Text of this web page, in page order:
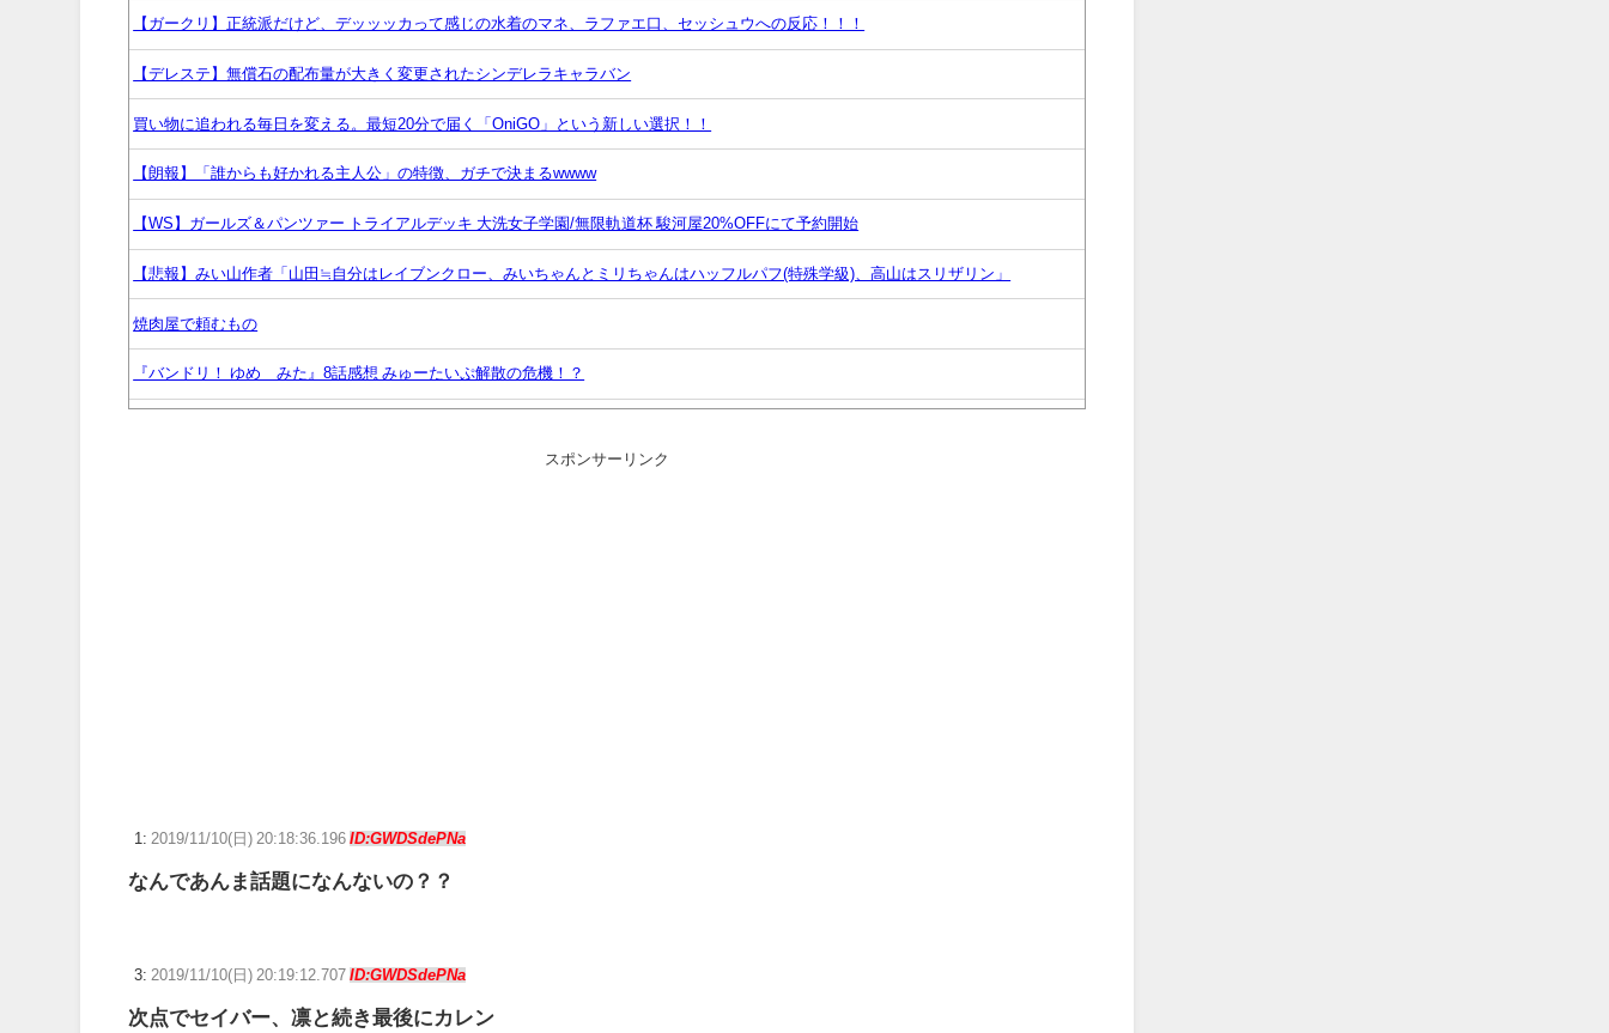
【ガークリ】正統派だけど、デッッッカって感じの水着のマネ、ラファエ口、セッシュウへの反応！！！
【デレステ】無償石の配布量が大きく変更されたシンデレラキャラバン
買い物に追われる毎日を変える。最短20分で届く「OniGO」という新しい選択！！
【朗報】「誰からも好かれる主人公」の特徴、ガチで決まるwwww
【WS】ガールズ＆パンツァー トライアルデッキ 大洗女子学園/無限軌道杯 駿河屋20%OFFにて予約開始
【悲報】みい山作者「山田≒自分はレイブンクロー、みいちゃんとミリちゃんはハッフルパフ(特殊学級)、高山はスリザリン」
焼肉屋で頼むもの
『バンドリ！ ゆめ∞みた』8話感想 みゅーたいぷ解散の危機！？
スポンサーリンク
1: 2019/11/10(日) 20:18:36.196ID:GWDSdePNa
なんであんま話題になんないの？？
3: 2019/11/10(日) 20:19:12.707ID:GWDSdePNa
次点でセイバー、凛と続き最後にカレン